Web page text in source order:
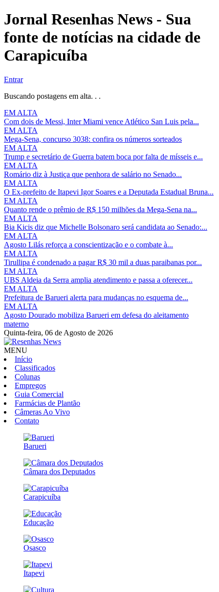
Jornal Resenhas News - Sua
fonte de notícias na cidade de
Carapicuíba
Entrar
Buscando postagens em alta. . .
EM ALTA
Com dois de Messi, Inter Miami vence Atlético San Luis pela...
EM ALTA
Mega-Sena, concurso 3038: confira os números sorteados
EM ALTA
Trump e secretário de Guerra batem boca por falta de mísseis e...
EM ALTA
Romário diz à Justiça que penhora de salário no Senado...
EM ALTA
O Ex-prefeito de Itapevi Igor Soares e a Deputada Estadual Bruna...
EM ALTA
Quanto rende o prêmio de R$ 150 milhões da Mega-Sena na...
EM ALTA
Bia Kicis diz que Michelle Bolsonaro será candidata ao Senado:...
EM ALTA
Agosto Lilás reforça a conscientização e o combate à...
EM ALTA
Tirullipa é condenado a pagar R$ 30 mil a duas paraibanas por...
EM ALTA
UBS Aldeia da Serra amplia atendimento e passa a oferecer...
EM ALTA
Prefeitura de Barueri alerta para mudanças no esquema de...
EM ALTA
Agosto Dourado mobiliza Barueri em defesa do aleitamento
materno
Quinta-feira, 06 de Agosto de 2026
MENU
Início
Classificados
Colunas
Empregos
Guia Comercial
Farmácias de Plantão
Câmeras Ao Vivo
Contato
Barueri
Câmara dos Deputados
Carapicuíba
Educação
Osasco
Itapevi